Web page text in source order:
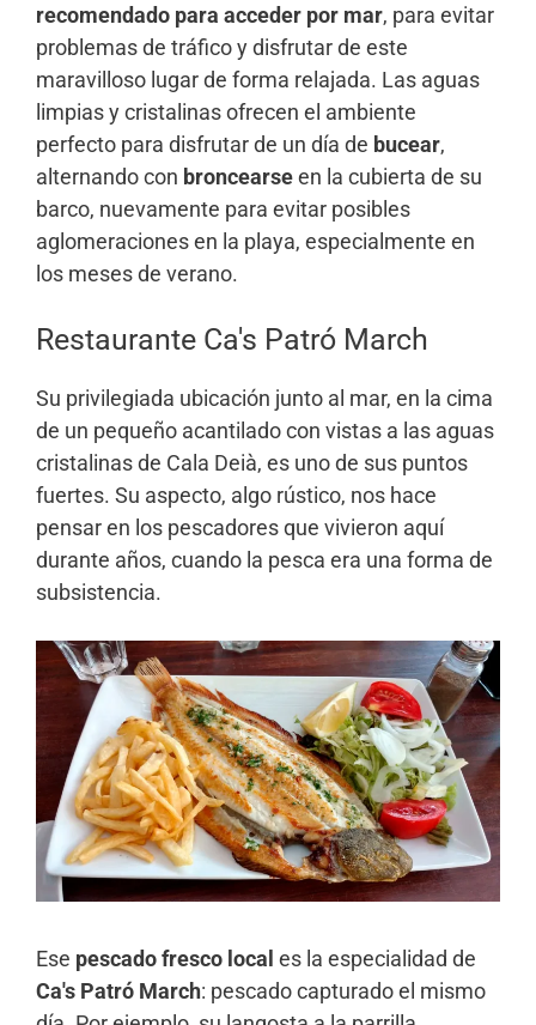
recomendado para acceder por mar, para evitar
problemas de tráfico y disfrutar de este
maravilloso lugar de forma relajada. Las aguas
limpias y cristalinas ofrecen el ambiente
perfecto para disfrutar de un día de bucear,
alternando con broncearseen la cubierta de su
barco, nuevamente para evitar posibles
aglomeraciones en la playa, especialmente en
los meses de verano.
Restaurante Ca's Patró March
Su privilegiada ubicación junto al mar, en la cima
de un pequeño acantilado con vistas a las aguas
cristalinas de Cala Deià, es uno de sus puntos
fuertes. Su aspecto, algo rústico, nos hace
pensar en los pescadores que vivieron aquí
durante años, cuando la pesca era una forma de
subsistencia.
Ese pescado fresco local es la especialidad de
Ca's Patró March: pescado capturado el mismo